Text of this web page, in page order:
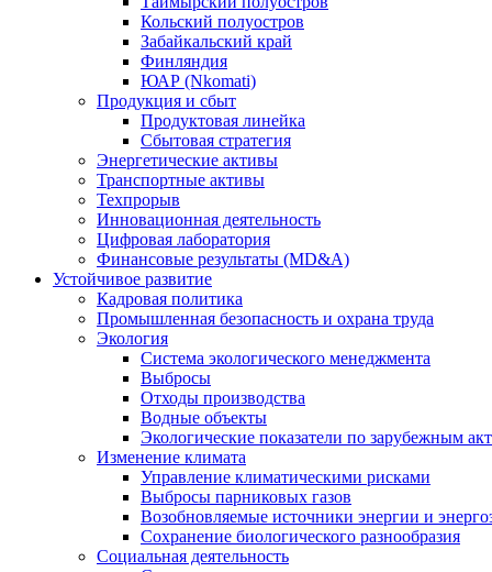
Кольский полуостров
Забайкальский край
Финляндия
ЮАР (Nkomati)
Продукция и сбыт
Продуктовая линейка
Сбытовая стратегия
Энергетические активы
Транспортные активы
Техпрорыв
Инновационная деятельность
Цифровая лаборатория
Финансовые результаты (MD&A)
Устойчивое развитие
Кадровая политика
Промышленная безопасность и охрана труда
Экология
Система экологического менеджмента
Выбросы
Отходы производства
Водные объекты
Экологические показатели по зарубежным
Изменение климата
Управление климатическими рисками
Выбросы парниковых газов
Возобновляемые источники энергии и
Сохранение биологического разнообразия
Социальная деятельность